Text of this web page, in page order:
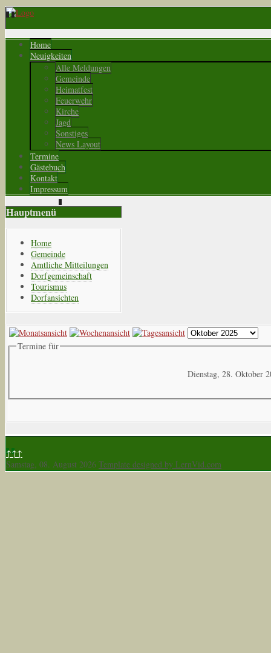
Home
Neuigkeiten
Alle Meldungen
Gemeinde
Heimatfest
Feuerwehr
Kirche
Jagd
Sonstiges
News Layout
Termine
Gästebuch
Kontakt
Impressum
Hauptmenü
Home
Gemeinde
Amtliche Mitteilungen
Dorfgemeinschaft
Tourismus
Dorfansichten
Termine für
Dienstag, 28. Oktober
↑↑↑
Samstag, 08. August 2026 Template designed by LernVid.com